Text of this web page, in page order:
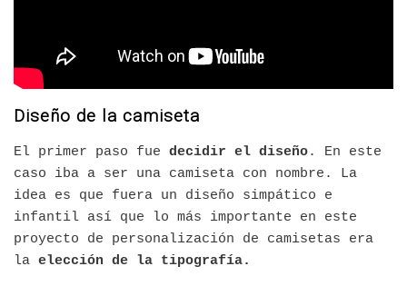
Diseño de la camiseta
El primer paso fue decidir el diseño. En este
caso iba a ser una camiseta con nombre. La
idea es que fuera un diseño simpático e
infantil así que lo más importante en este
proyecto de personalización de camisetas era
la elección de la tipografía.